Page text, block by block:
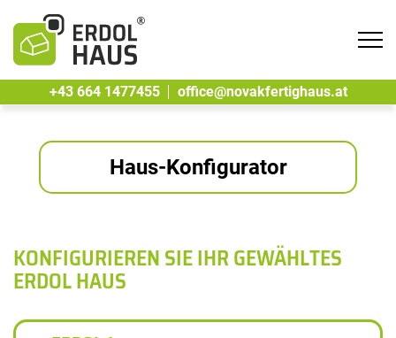
+43 664 1477455
office@novakfertighaus.at
Haus-Konfigurator
KONFIGURIEREN SIE IHR GEWÄHLTES
ERDOL HAUS